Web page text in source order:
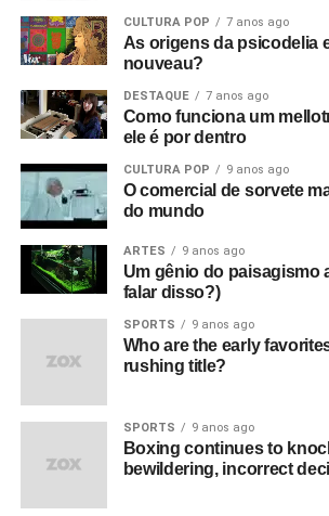
CULTURA POP 7 anos ago
As origens da psicodelia
nouveau?
DESTAQUE 7 anos ago
Como funciona um
ele é por dentro
CULTURA POP 9 anos ago
O comercial de sorvete
do mundo
ARTES 9 anos ago
Um gênio do paisagismo
falar disso?)
SPORTS 9 anos ago
Who are the early
rushing title?
SPORTS 9 anos ago
Boxing continues to
bewildering, incorrect